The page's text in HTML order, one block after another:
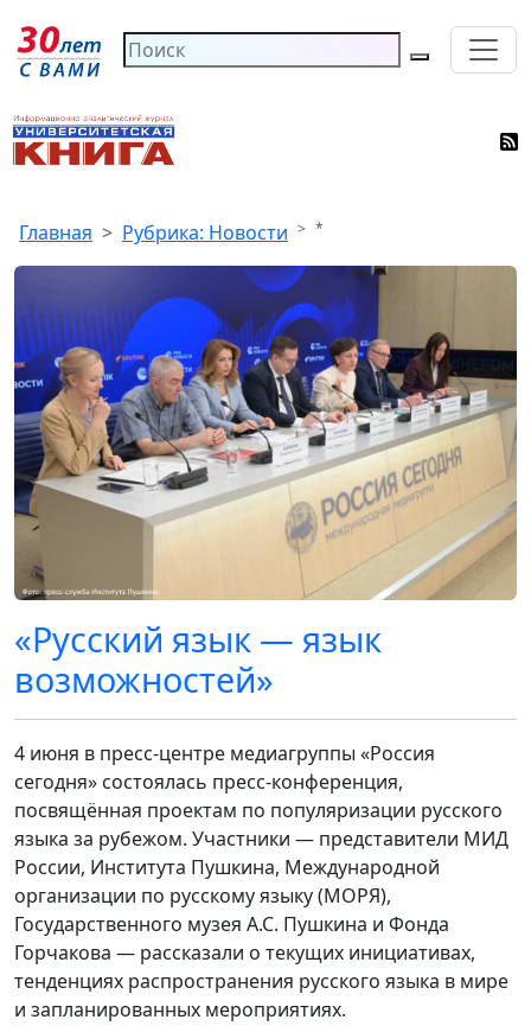
Главная Рубрика: Новости *
«Русский язык — язык
возможностей»
4 июня в пресс-центре медиагруппы «Россия
сегодня» состоялась пресс-конференция,
посвящённая проектам по популяризации русского
языка за рубежом. Участники — представители МИД
России, Института Пушкина, Международной
организации по русскому языку (МОРЯ),
Государственного музея А.С. Пушкина и Фонда
Горчакова — рассказали о текущих инициативах,
тенденциях распространения русского языка в мире
и запланированных мероприятиях.